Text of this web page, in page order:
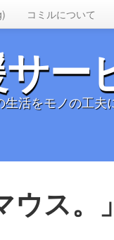
コミルについて
サ
活をモノの工
ウス。